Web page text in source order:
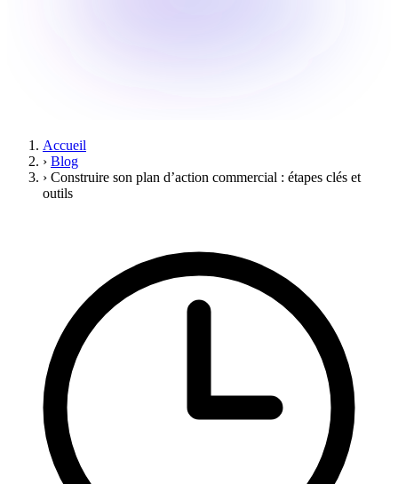
Accueil
› Blog
› Construire son plan d’action commercial : étapes clés et
outils